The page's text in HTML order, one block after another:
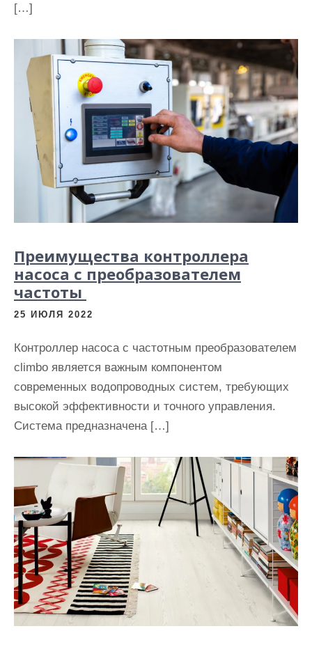
[…]
Преимущества контроллера
насоса с преобразователем
частоты
25 ИЮЛЯ 2022
Контроллер насоса с частотным преобразователем
climbo является важным компонентом
современных водопроводных систем, требующих
высокой эффективности и точного управления.
Система предназначена […]